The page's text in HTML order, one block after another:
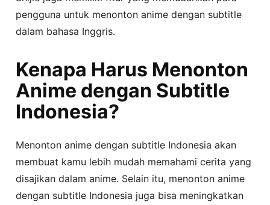
pengguna untuk menonton anime dengan subtitle
dalam bahasa Inggris.
Kenapa Harus Menonton
Anime dengan Subtitle
Indonesia?
Menonton anime dengan subtitle Indonesia akan
membuat kamu lebih mudah memahami cerita yang
disajikan dalam anime. Selain itu, menonton anime
dengan subtitle Indonesia juga bisa meningkatkan